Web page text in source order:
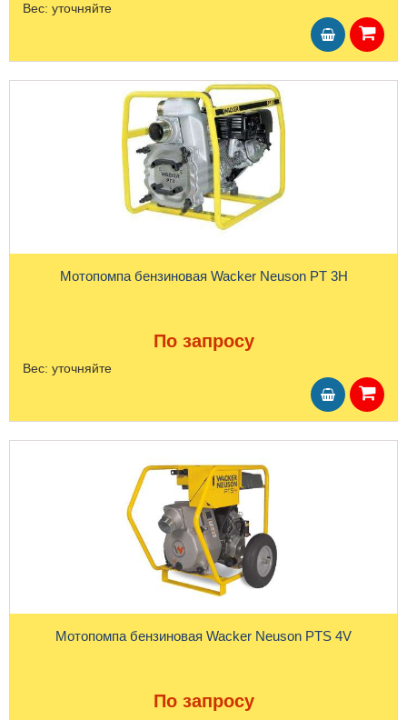
Вес: уточняйте
Мотопомпа бензиновая Wacker Neuson PT 3Н
По запросу
Вес: уточняйте
Мотопомпа бензиновая Wacker Neuson PTS 4V
По запросу